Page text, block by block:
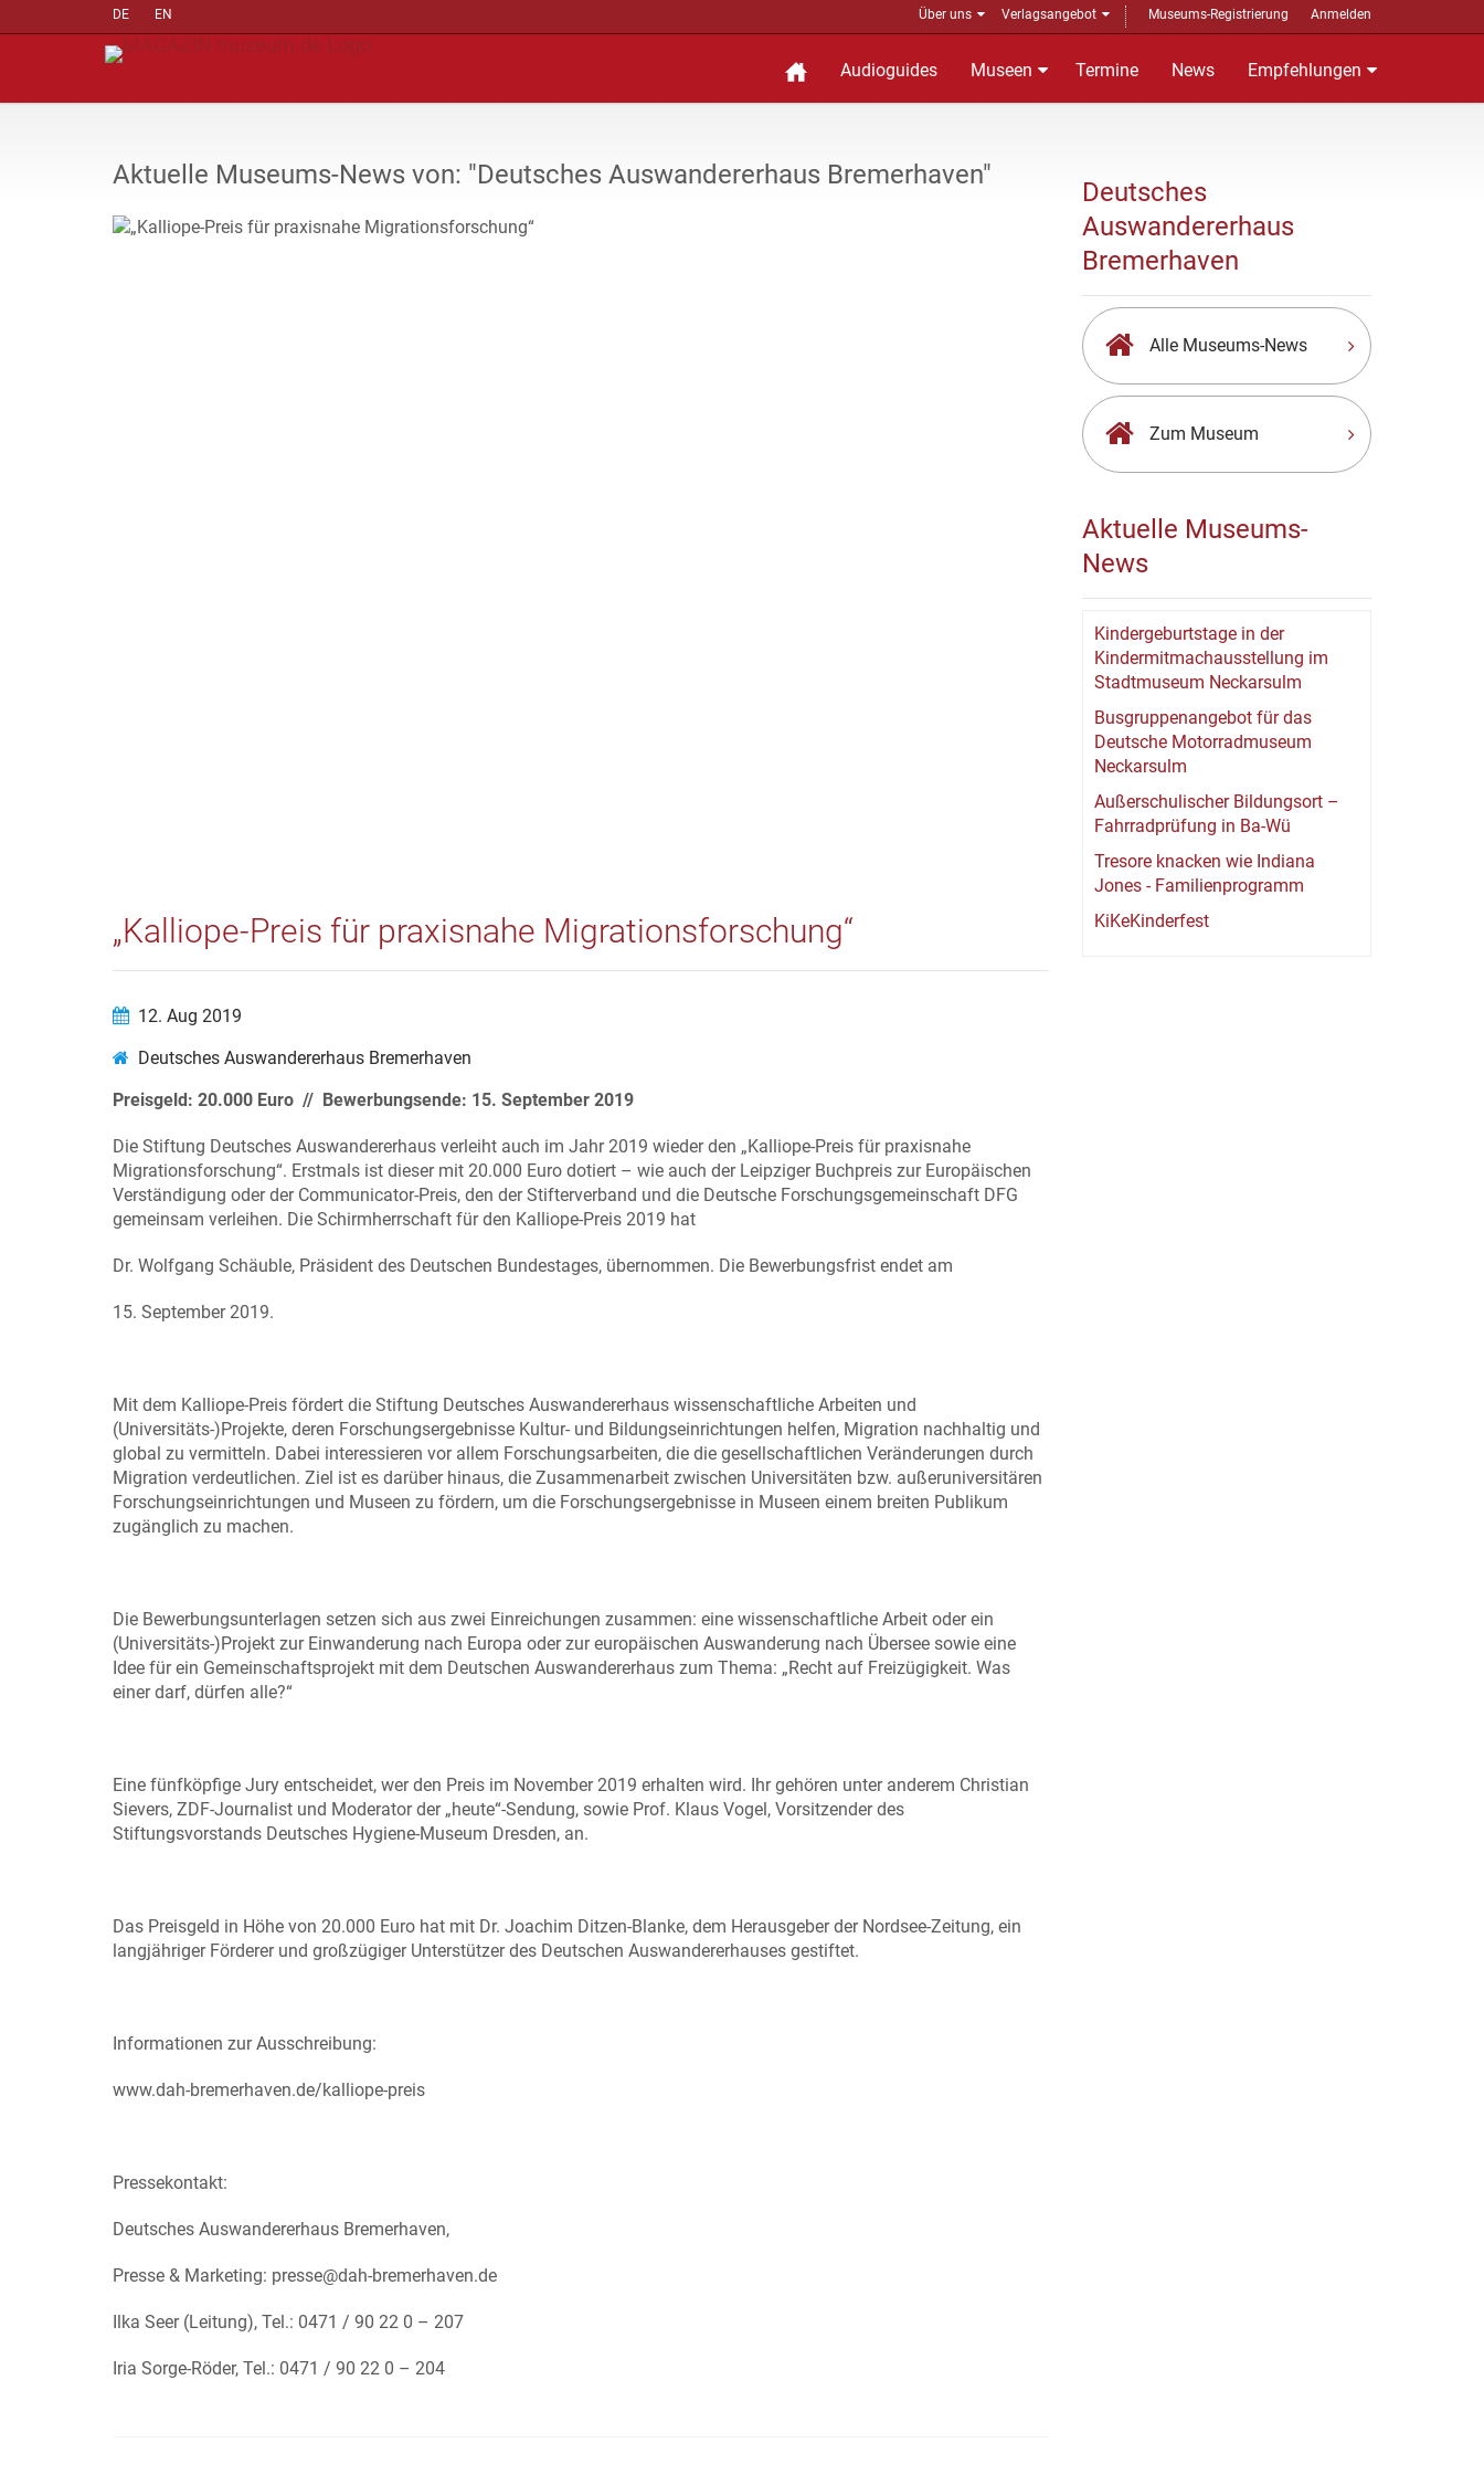
DE EN Über uns Verlagsangebot Museums-Registrierung Anmelden
Audioguides Museen Termine News Empfehlungen
Aktuelle Museums-News von: "Deutsches Auswandererhaus Bremerhaven"
„Kalliope-Preis für praxisnahe Migrationsforschung“
12. Aug 2019
Deutsches Auswandererhaus Bremerhaven
Preisgeld: 20.000 Euro // Bewerbungsende: 15. September 2019
Die Stiftung Deutsches Auswandererhaus verleiht auch im Jahr 2019 wieder den „Kalliope-Preis für praxisnahe
Migrationsforschung“. Erstmals ist dieser mit 20.000 Euro dotiert – wie auch der Leipziger Buchpreis zur Europäischen
Verständigung oder der Communicator-Preis, den der Stifterverband und die Deutsche Forschungsgemeinschaft DFG
gemeinsam verleihen. Die Schirmherrschaft für den Kalliope-Preis 2019 hat
Dr. Wolfgang Schäuble, Präsident des Deutschen Bundestages, übernommen. Die Bewerbungsfrist endet am
15. September 2019.
Mit dem Kalliope-Preis fördert die Stiftung Deutsches Auswandererhaus wissenschaftliche Arbeiten und
(Universitäts-)Projekte, deren Forschungsergebnisse Kultur- und Bildungseinrichtungen helfen, Migration nachhaltig und
global zu vermitteln. Dabei interessieren vor allem Forschungsarbeiten, die die gesellschaftlichen Veränderungen durch
Migration verdeutlichen. Ziel ist es darüber hinaus, die Zusammenarbeit zwischen Universitäten bzw. außeruniversitären
Forschungseinrichtungen und Museen zu fördern, um die Forschungsergebnisse in Museen einem breiten Publikum
zugänglich zu machen.
Die Bewerbungsunterlagen setzen sich aus zwei Einreichungen zusammen: eine wissenschaftliche Arbeit oder ein
(Universitäts-)Projekt zur Einwanderung nach Europa oder zur europäischen Auswanderung nach Übersee sowie eine
Idee für ein Gemeinschaftsprojekt mit dem Deutschen Auswandererhaus zum Thema: „Recht auf Freizügigkeit. Was
einer darf, dürfen alle?“
Eine fünfköpfige Jury entscheidet, wer den Preis im November 2019 erhalten wird. Ihr gehören unter anderem Christian
Sievers, ZDF-Journalist und Moderator der „heute“-Sendung, sowie Prof. Klaus Vogel, Vorsitzender des
Stiftungsvorstands Deutsches Hygiene-Museum Dresden, an.
Das Preisgeld in Höhe von 20.000 Euro hat mit Dr. Joachim Ditzen-Blanke, dem Herausgeber der Nordsee-Zeitung, ein
langjähriger Förderer und großzügiger Unterstützer des Deutschen Auswandererhauses gestiftet.
Informationen zur Ausschreibung:
www.dah-bremerhaven.de/kalliope-preis
Pressekontakt:
Deutsches Auswandererhaus Bremerhaven,
Presse & Marketing: presse@dah-bremerhaven.de
Ilka Seer (Leitung), Tel.: 0471 / 90 22 0 – 207
Iria Sorge-Röder, Tel.: 0471 / 90 22 0 – 204
Deutsches
Auswandererhaus
Bremerhaven
Alle Museums-News
Zum Museum
Aktuelle Museums-
News
Kindergeburtstage in der
Kindermitmachausstellung im
Stadtmuseum Neckarsulm
Busgruppenangebot für das
Deutsche Motorradmuseum
Neckarsulm
Außerschulischer Bildungsort –
Fahrradprüfung in Ba-Wü
Tresore knacken wie Indiana
Jones - Familienprogramm
KiKeKinderfest